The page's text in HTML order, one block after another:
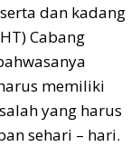
dan kadang
Cabang
memiliki
yang harus
sehari – hari.